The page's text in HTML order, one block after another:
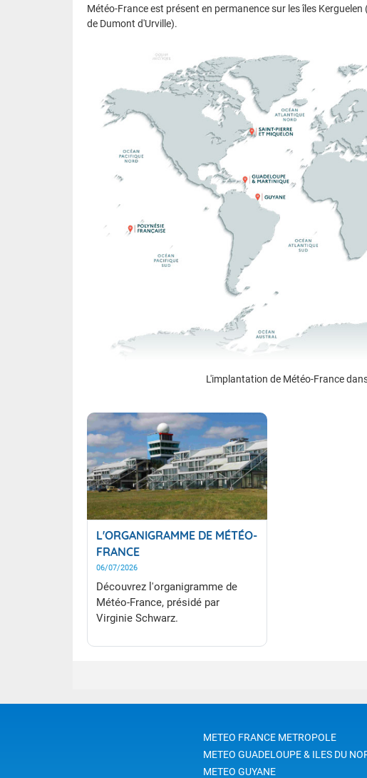
Météo-France est présent en permanence sur les îles
de Dumont d'Urville).
L'implantation de Météo-France
L'ORGANIGRAMME DE MÉTÉO-
FRANCE
06/07/2026
Découvrez l'organigramme de
Météo-France, présidé par
Virginie Schwarz.
METEO FRANCE METROPOLE
METEO GUADELOUPE & ILES DU
METEO GUYANE